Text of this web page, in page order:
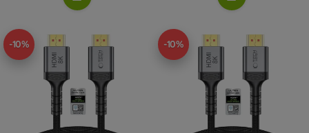
-10% -10%